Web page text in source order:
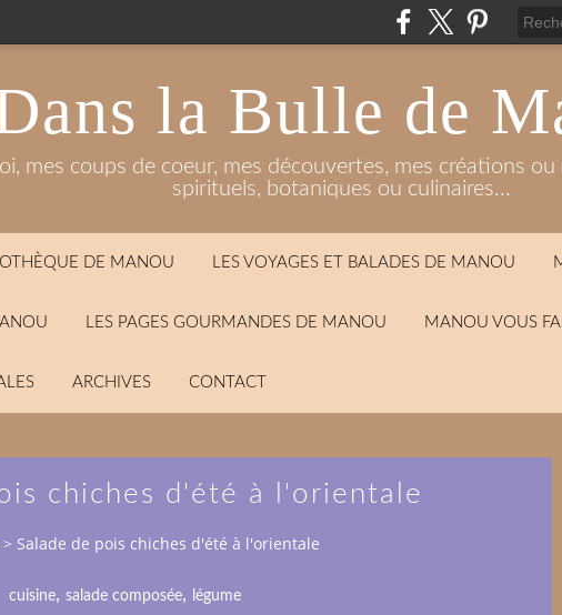
la Bulle de
mes coups de coeur, mes découvertes, mes créations
spirituels, botaniques ou culinaires...
DE MANOU LES VOYAGES ET BALADES DE MANOU
LES PAGES GOURMANDES DE MANOU MANOU VOUS
ARCHIVES CONTACT
chiches d'été à l'orientale
> Salade de pois chiches d'été à l'orientale
cuisine, salade composée, légume